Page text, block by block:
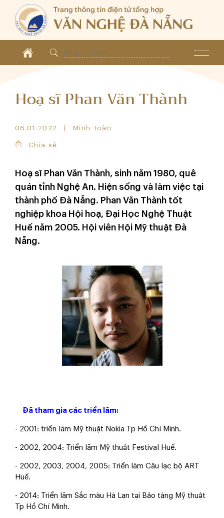
Hoạ sĩ Phan Văn Thành
06.01.2022 Minh Toàn
Chia sẻ
Hoạ sĩ Phan Văn Thành, sinh năm 1980, quê
quán tỉnh Nghệ An. Hiện sống và làm việc tại
thành phố Đà Nẵng. Phan Văn Thành tốt
nghiệp khoa Hội hoạ, Đại Học Nghệ Thuật
Huế năm 2005. Hội viên Hội Mỹ thuật Đà
Nẵng.
Đã tham gia các triển lãm:
- 2001: triển lãm Mỹ thuật Nokia Tp Hồ Chí Minh.
- 2002, 2004: Triển lãm Mỹ thuật Festival Huế.
- 2002, 2003, 2004, 2005: Triển lãm Câu lạc bộ ART
Huế.
- 2014: Triển lãm Sắc màu Hà Lan tại Bảo tàng Mỹ thuật
Tp Hồ Chí Minh.